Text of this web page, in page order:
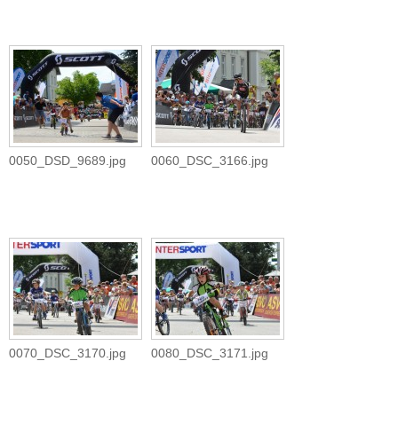
0050_DSD_9689.jpg 0060_DSC_3166.jpg
0070_DSC_3170.jpg 0080_DSC_3171.jpg